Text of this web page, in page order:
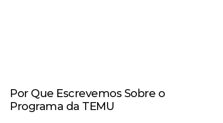
Por Que Escrevemos Sobre o
Programa da TEMU